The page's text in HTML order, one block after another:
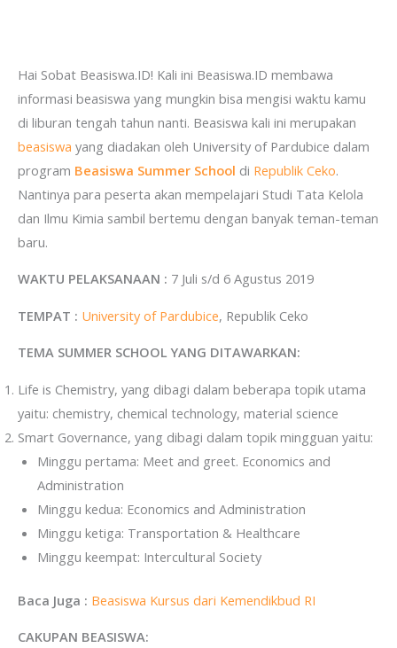
Hai Sobat Beasiswa.ID! Kali ini Beasiswa.ID membawa
informasi beasiswa yang mungkin bisa mengisi waktu kamu
di liburan tengah tahun nanti. Beasiswa kali ini merupakan
beasiswa yang diadakan oleh University of Pardubice dalam
program Beasiswa Summer School di Republik Ceko.
Nantinya para peserta akan mempelajari Studi Tata Kelola
dan Ilmu Kimia sambil bertemu dengan banyak teman-teman
baru.
WAKTU PELAKSANAAN : 7 Juli s/d 6 Agustus 2019
TEMPAT : University of Pardubice, Republik Ceko
TEMA SUMMER SCHOOL YANG DITAWARKAN:
Life is Chemistry, yang dibagi dalam beberapa topik utama
yaitu: chemistry, chemical technology, material science
Smart Governance, yang dibagi dalam topik mingguan yaitu:
Minggu pertama: Meet and greet. Economics and
Administration
Minggu kedua: Economics and Administration
Minggu ketiga: Transportation & Healthcare
Minggu keempat: Intercultural Society
Baca Juga : Beasiswa Kursus dari Kemendikbud RI
CAKUPAN BEASISWA: